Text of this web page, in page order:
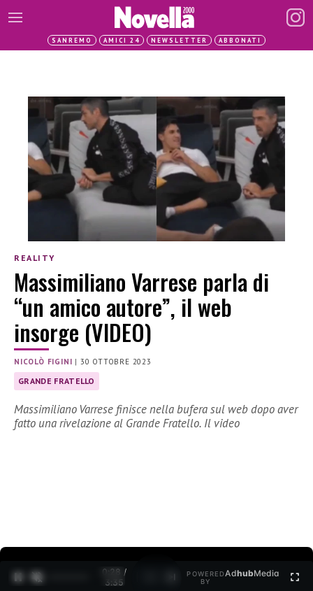
SANREMO AMICI 24 NEWSLETTER ABBONATI
REALITY
Massimiliano Varrese parla di
“un amico autore”, il web
insorge (VIDEO)
NICOLÒ FIGINI | 30 OTTOBRE 2023
GRANDE FRATELLO
Massimiliano Varrese finisce nella bufera sul web dopo aver
fatto una rivelazione al Grande Fratello. Il video
0:29 /
3:35
POWERED
BY
AdhubMedia